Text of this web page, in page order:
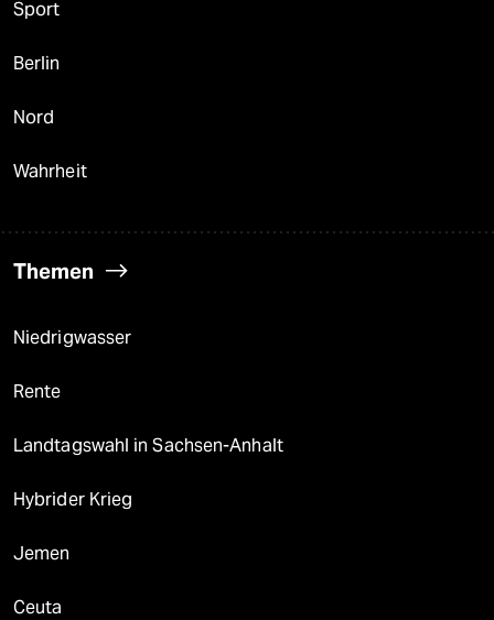
Sport
Berlin
Nord
Wahrheit
Themen
Niedrigwasser
Rente
Landtagswahl in Sachsen-Anhalt
Hybrider Krieg
Jemen
Ceuta